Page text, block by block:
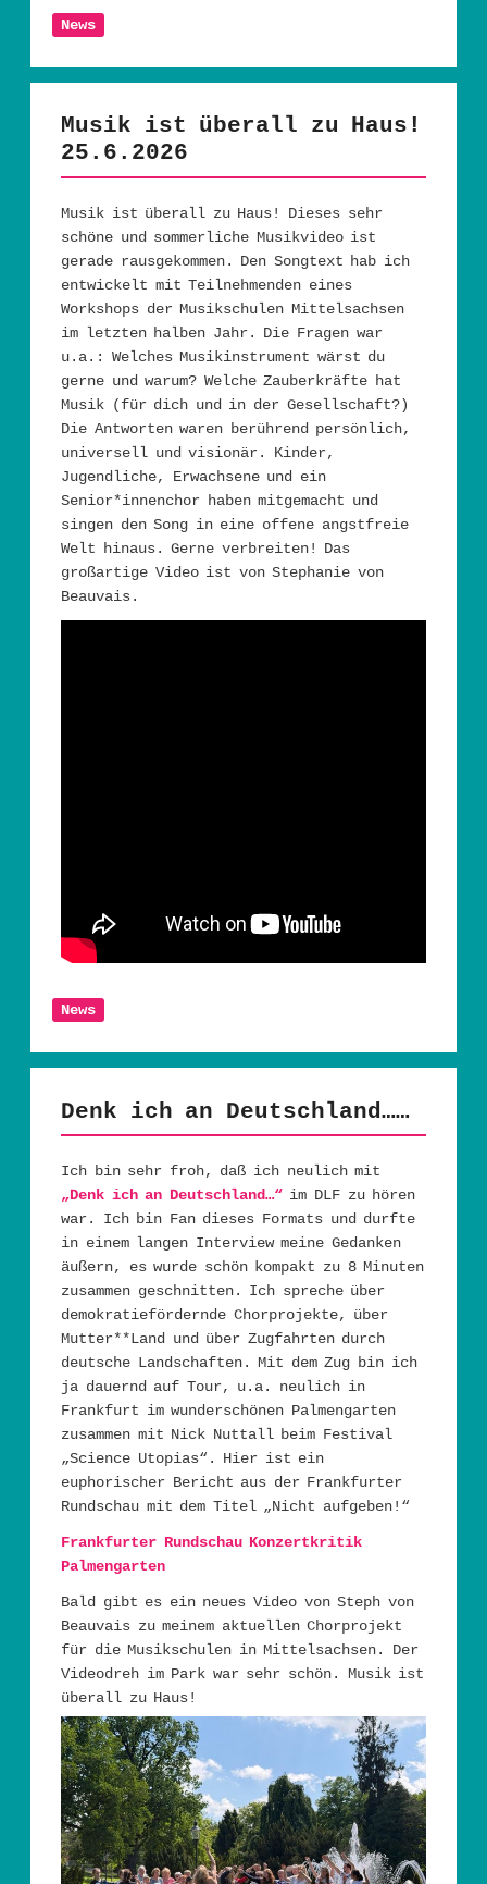
News
Musik ist überall zu Haus!
25.6.2026
Musik ist überall zu Haus! Dieses sehr
schöne und sommerliche Musikvideo ist
gerade rausgekommen. Den Songtext hab ich
entwickelt mit Teilnehmenden eines
Workshops der Musikschulen Mittelsachsen
im letzten halben Jahr. Die Fragen war
u.a.: Welches Musikinstrument wärst du
gerne und warum? Welche Zauberkräfte hat
Musik (für dich und in der Gesellschaft?)
Die Antworten waren berührend persönlich,
universell und visionär. Kinder,
Jugendliche, Erwachsene und ein
Senior*innenchor haben mitgemacht und
singen den Song in eine offene angstfreie
Welt hinaus. Gerne verbreiten! Das
großartige Video ist von Stephanie von
Beauvais.
News
Denk ich an Deutschland……
Ich bin sehr froh, daß ich neulich mit
„Denk ich an Deutschland…“im DLF zu hören
war. Ich bin Fan dieses Formats und durfte
in einem langen Interview meine Gedanken
äußern, es wurde schön kompakt zu 8 Minuten
zusammen geschnitten. Ich spreche über
demokratiefördernde Chorprojekte, über
Mutter**Land und über Zugfahrten durch
deutsche Landschaften. Mit dem Zug bin ich
ja dauernd auf Tour, u.a. neulich in
Frankfurt im wunderschönen Palmengarten
zusammen mit Nick Nuttall beim Festival
„Science Utopias“. Hier ist ein
euphorischer Bericht aus der Frankfurter
Rundschau mit dem Titel „Nicht aufgeben!“
Frankfurter Rundschau Konzertkritik
Palmengarten
Bald gibt es ein neues Video von Steph von
Beauvais zu meinem aktuellen Chorprojekt
für die Musikschulen in Mittelsachsen. Der
Videodreh im Park war sehr schön. Musik ist
überall zu Haus!